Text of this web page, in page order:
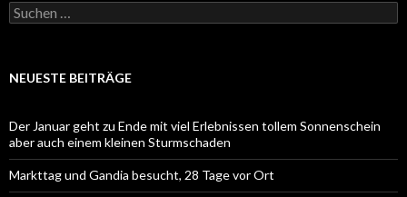
Suchen
nach:
NEUESTE BEITRÄGE
Der Januar geht zu Ende mit viel Erlebnissen tollem Sonnenschein
aber auch einem kleinen Sturmschaden
Markttag und Gandia besucht, 28 Tage vor Ort